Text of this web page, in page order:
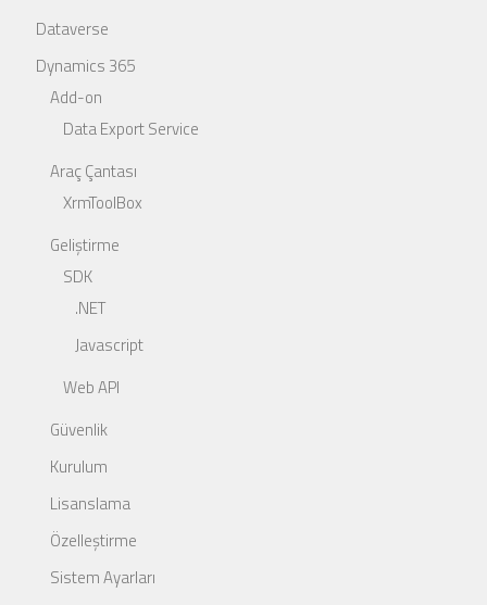
Dataverse
Dynamics 365
Add-on
Data Export Service
Araç Çantası
XrmToolBox
Geliştirme
SDK
.NET
Javascript
Web API
Güvenlik
Kurulum
Lisanslama
Özelleştirme
Sistem Ayarları